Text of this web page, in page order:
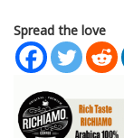
Spread the love